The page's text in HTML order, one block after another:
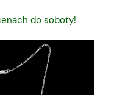
do soboty!